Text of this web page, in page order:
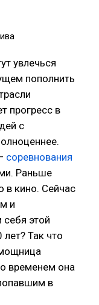
увлечься
пополнить
прогресс в
с
соревнования
Раньше
в кино. Сейчас
и
себя этой
Так что
временем она
в